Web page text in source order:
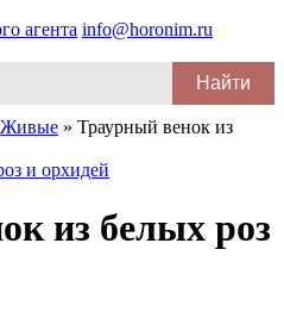
агента info@horonim.ru
Живые » Траурный венок из
из белых роз